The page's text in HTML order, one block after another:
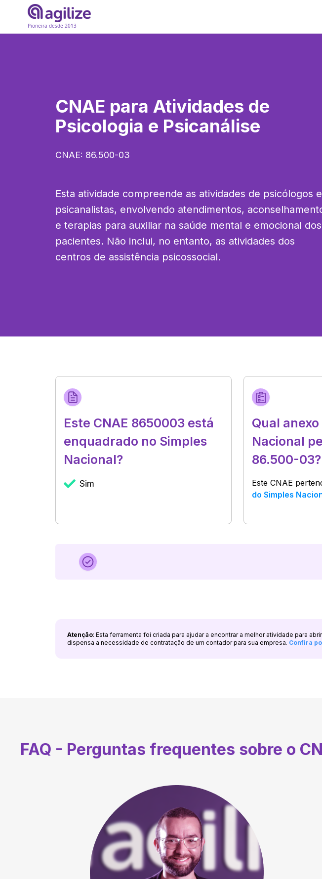
Pioneira desde 2013
CNAE para Atividades de
Psicologia e Psicanálise
CNAE: 86.500-03
Esta atividade compreende as atividades de psicólogos e
psicanalistas, envolvendo atendimentos,
e terapias para auxiliar na saúde mental e emocional dos
pacientes. Não inclui, no entanto, as atividades dos
centros de assistência psicossocial.
Este CNAE 8650003 está
enquadrado no Simples
Nacional?
Sim
Qual
Nacional
86.500-03?
Este CNAE
do Simples
Atenção: Esta ferramenta foi criada para ajudar a encontrar a melhor atividade para
dispensa a necessidade de contratação de um contador para sua empresa. Confira
FAQ - Perguntas frequentes sobre o